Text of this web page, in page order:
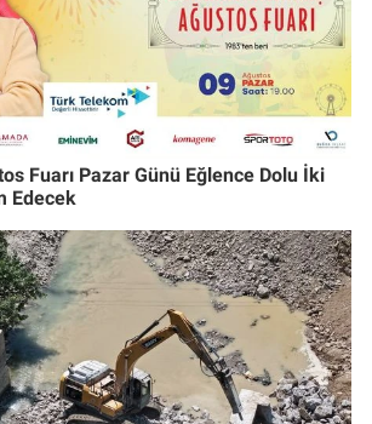
Fuarı Pazar Günü Eğlence Dolu İki
Edecek